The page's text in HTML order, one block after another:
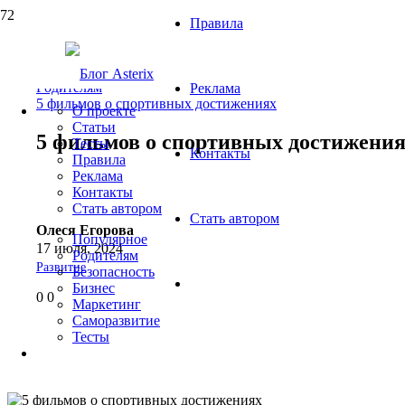
Правила
Реклама
Контакты
Cтать автором
О проекте
Статьи
Тесты
Правила
Реклама
Контакты
Cтать автором
Популярное
Родителям
Безопасность
Бизнес
Маркетинг
Саморазвитие
Тесты
Родителям
5 фильмов о спортивных достижениях
5 фильмов о спортивных
Олеся Егорова
17 июля, 2024
Развитие
0 0